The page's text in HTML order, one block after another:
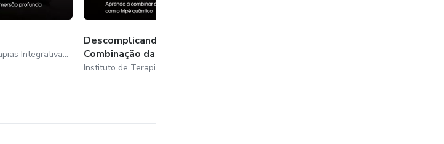
Instituto de Terapias Integrativas Shaiane Minosso
Descomplicando a
Combinação das Cartas